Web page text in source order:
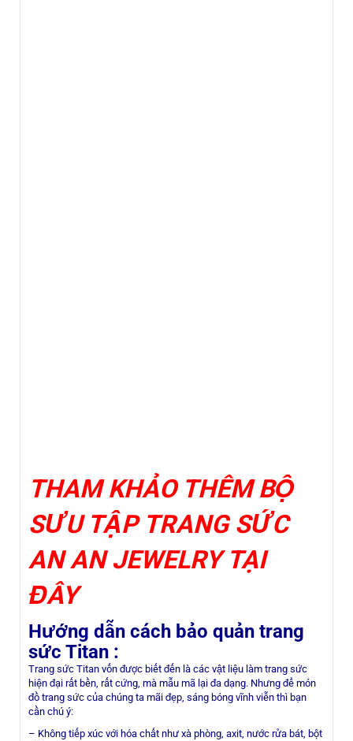
THAM KHẢO THÊM BỘ
SƯU TẬP TRANG SỨC
AN AN JEWELRY TẠI
ĐÂY
Hướng dẫn cách bảo quản trang
sức Titan :
Trang sức Titan vốn được biết đến là các vật liệu làm trang sức
hiện đại rất bền, rất cứng, mà mẫu mã lại đa dạng. Nhưng để món
đồ trang sức của chúng ta mãi đẹp, sáng bóng vĩnh viễn thì bạn
cần chú ý:
– Không tiếp xúc với hóa chất như xà phòng, axit, nước rửa bát, bột